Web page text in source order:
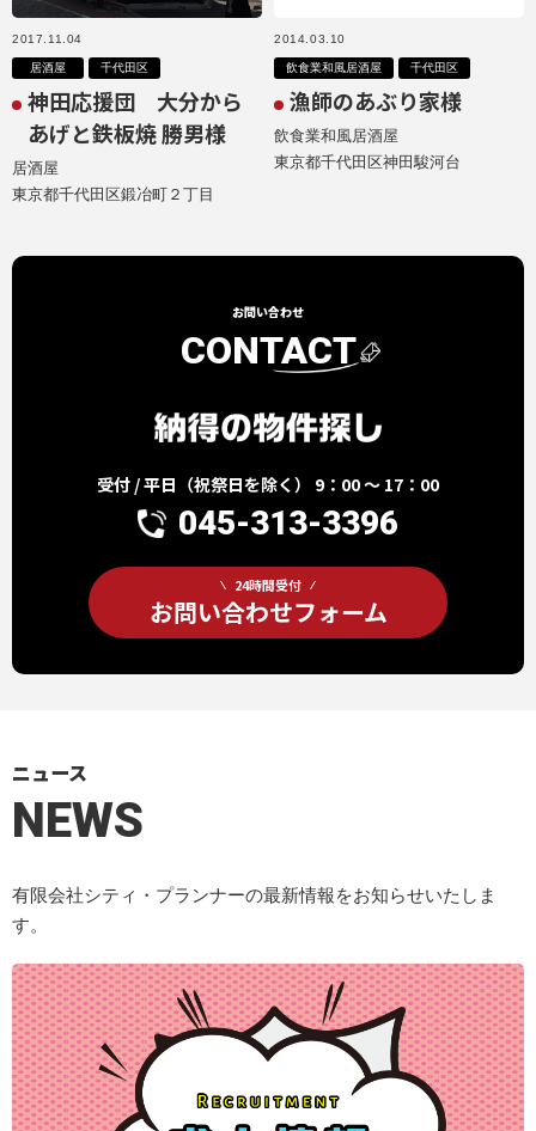
2017.11.04
居酒屋 千代田区
神田応援団 大分から
あげと鉄板焼 勝男様
居酒屋
東京都千代田区鍛冶町２丁目
2014.03.10
飲食業和風居酒屋 千代田区
漁師のあぶり家様
飲食業和風居酒屋
東京都千代田区神田駿河台
お問い合わせ
CONTACT
受付 / 平日（祝祭日を除く） 9：00 ～ 17：00
045-313-3396
24時間受付
お問い合わせフォーム
ニュース
NEWS
有限会社シティ・プランナーの最新情報をお知らせいたしま
す。